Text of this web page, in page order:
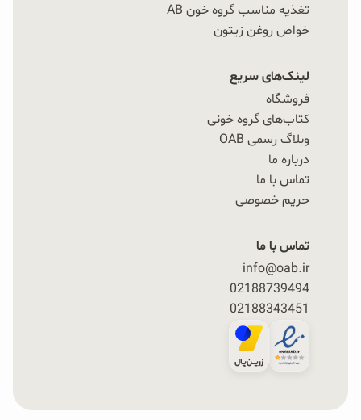
تغذیه مناسب گروه خون AB
خواص روغن زیتون
لینک‌های سریع
فروشگاه
کتاب‌های گروه خونی
وبلاگ رسمی OAB
درباره ما
تماس با ما
حریم خصوصی
تماس با ما
info@oab.ir
02188739494
02188343451